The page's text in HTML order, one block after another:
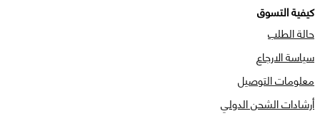
كيفية التسوق
حالة الطلب
سياسة الارجاع
معلومات التوصيل
أرشادات الشحن الدولي